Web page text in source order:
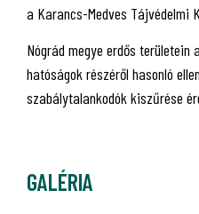
a Karancs-Medves Tájvédelmi
Nógrád megye erdős területein
hatóságok részéről hasonló
szabálytalankodók kiszűrése
GALÉRIA